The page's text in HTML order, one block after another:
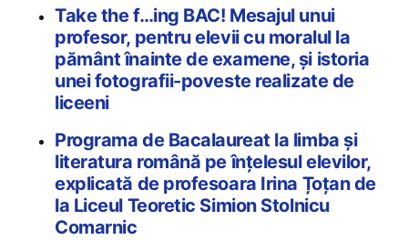
Take the f…ing BAC! Mesajul unui
profesor, pentru elevii cu moralul la
pământ înainte de examene, și istoria
unei fotografii-poveste realizate de
liceeni
Programa de Bacalaureat la limba şi
literatura română pe înţelesul elevilor,
explicată de profesoara Irina Țoțan de
la Liceul Teoretic Simion Stolnicu
Comarnic